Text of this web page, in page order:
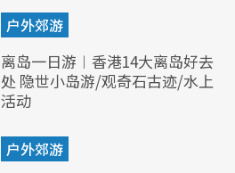
户外郊游
离岛一日游︱香港14大离岛好去
处 隐世小岛游/观奇石古迹/水上
活动
户外郊游